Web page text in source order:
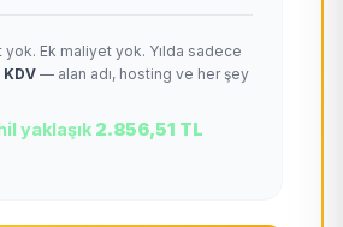
yok. Ek maliyet yok. Yılda sadece
KDV— alan adı, hosting ve her şey
yaklaşık 2.856,51 TL